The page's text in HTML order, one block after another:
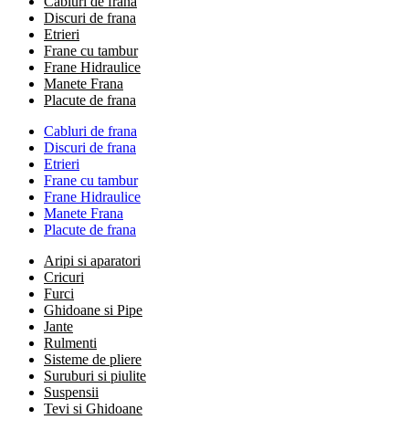
Discuri de frana
Etrieri
Frane cu tambur
Frane Hidraulice
Manete Frana
Placute de frana
Cabluri de frana
Discuri de frana
Etrieri
Frane cu tambur
Frane Hidraulice
Manete Frana
Placute de frana
Aripi si aparatori
Cricuri
Furci
Ghidoane si Pipe
Jante
Rulmenti
Sisteme de pliere
Suruburi si piulite
Suspensii
Tevi si Ghidoane